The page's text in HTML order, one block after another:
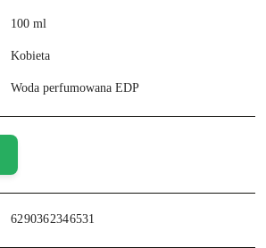
100 ml
Kobieta
Woda perfumowana EDP
6290362346531